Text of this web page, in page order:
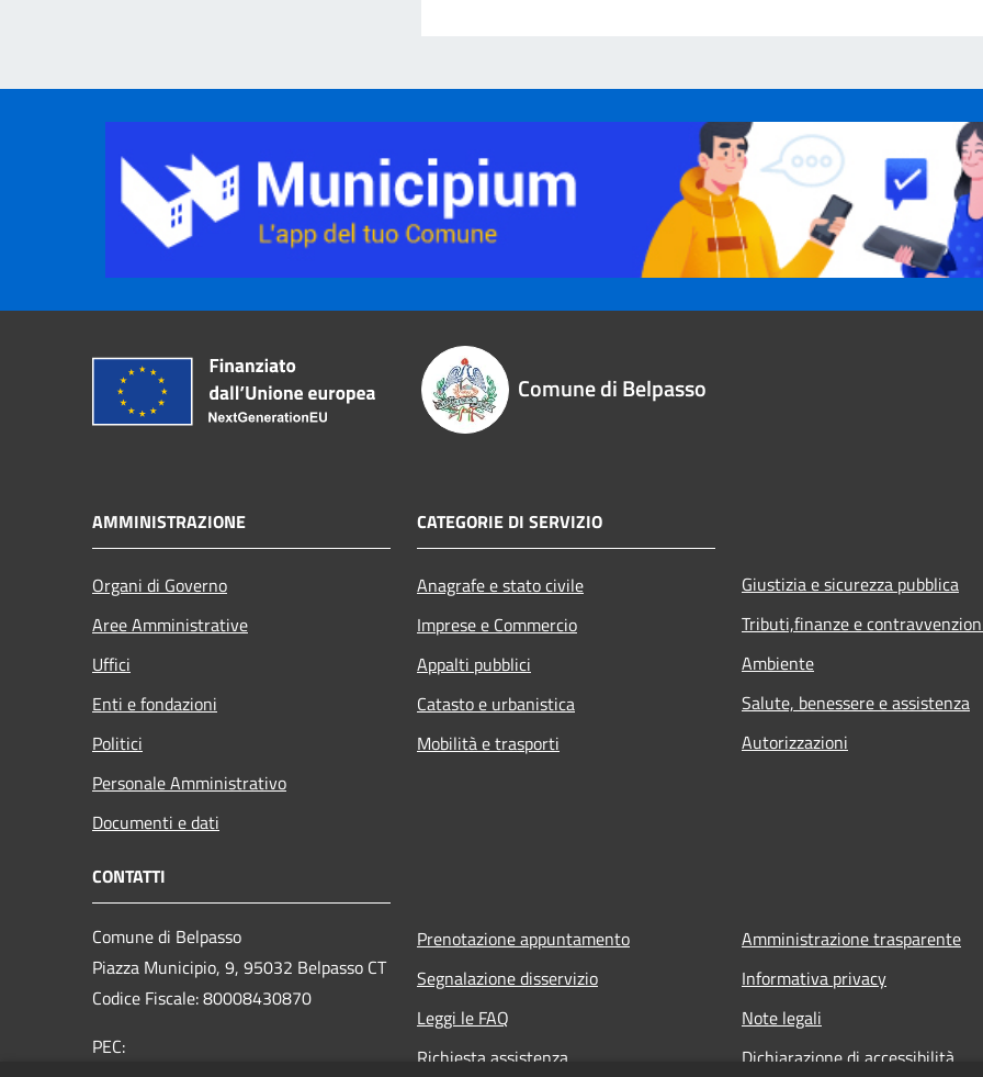
Comune di Belpasso
AMMINISTRAZIONE
Organi di Governo
Aree Amministrative
Uffici
Enti e fondazioni
Politici
Personale Amministrativo
Documenti e dati
CATEGORIE DI SERVIZIO
Anagrafe e stato civile
Imprese e Commercio
Appalti pubblici
Catasto e urbanistica
Mobilità e trasporti
Giustizia e sicurezza pubblica
Tributi,finanze e
Ambiente
Salute, benessere e assistenza
Autorizzazioni
CONTATTI
Comune di Belpasso
Piazza Municipio, 9, 95032 Belpasso CT
Codice Fiscale: 80008430870
PEC:
Prenotazione appuntamento
Segnalazione disservizio
Leggi le FAQ
Richiesta assistenza
Amministrazione trasparente
Informativa privacy
Note legali
Dichiarazione di accessibilità